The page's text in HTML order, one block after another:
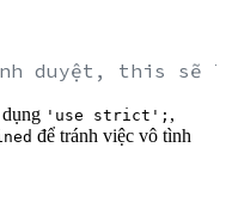
duyệt, this sẽ là
'use strict'; ,
để tránh việc vô tình